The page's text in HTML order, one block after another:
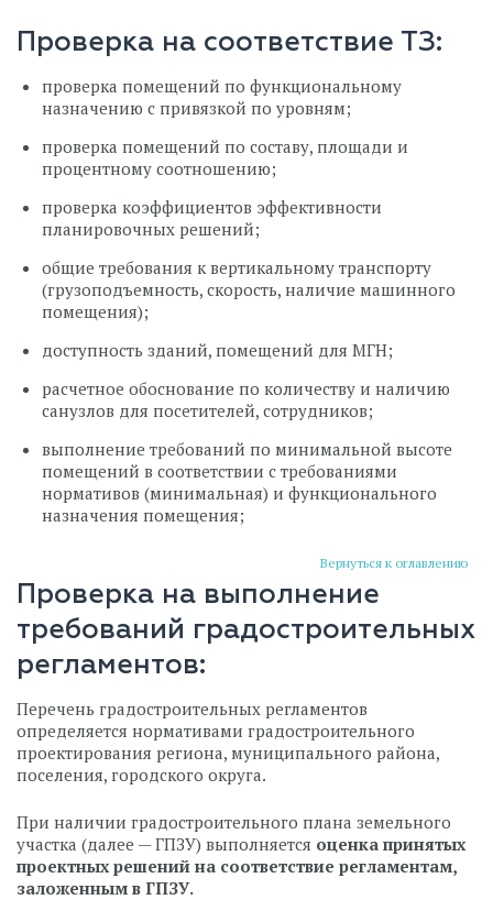
Проверка на соответствие ТЗ:
проверка помещений по функциональному
назначению с привязкой по уровням;
проверка помещений по составу, площади и
процентному соотношению;
проверка коэффициентов эффективности
планировочных решений;
общие требования к вертикальному транспорту
(грузоподъемность, скорость, наличие машинного
помещения);
доступность зданий, помещений для МГН;
расчетное обоснование по количеству и наличию
санузлов для посетителей, сотрудников;
выполнение требований по минимальной высоте
помещений в соответствии с требованиями
нормативов (минимальная) и функционального
назначения помещения;
Вернуться к оглавлению
Проверка на выполнение
требований градостроительных
регламентов:
Перечень градостроительных регламентов
определяется нормативами градостроительного
проектирования региона, муниципального района,
поселения, городского округа.
При наличии градостроительного плана земельного
участка (далее — ГПЗУ) выполняется оценка принятых
проектных решений на соответствие регламентам,
заложенным в ГПЗУ.